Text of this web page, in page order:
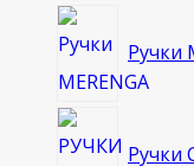
Ручки
Ручки